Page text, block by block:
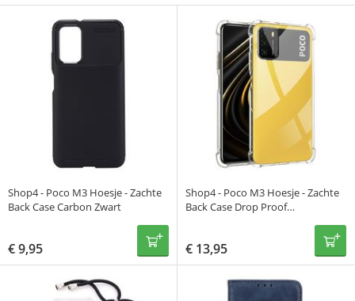
Shop4 - Poco M3 Hoesje - Zachte
Back Case Carbon Zwart
€9,95
Shop4 - Poco M3 Hoesje - Zachte
Back Case Drop Proof
€ 13,95